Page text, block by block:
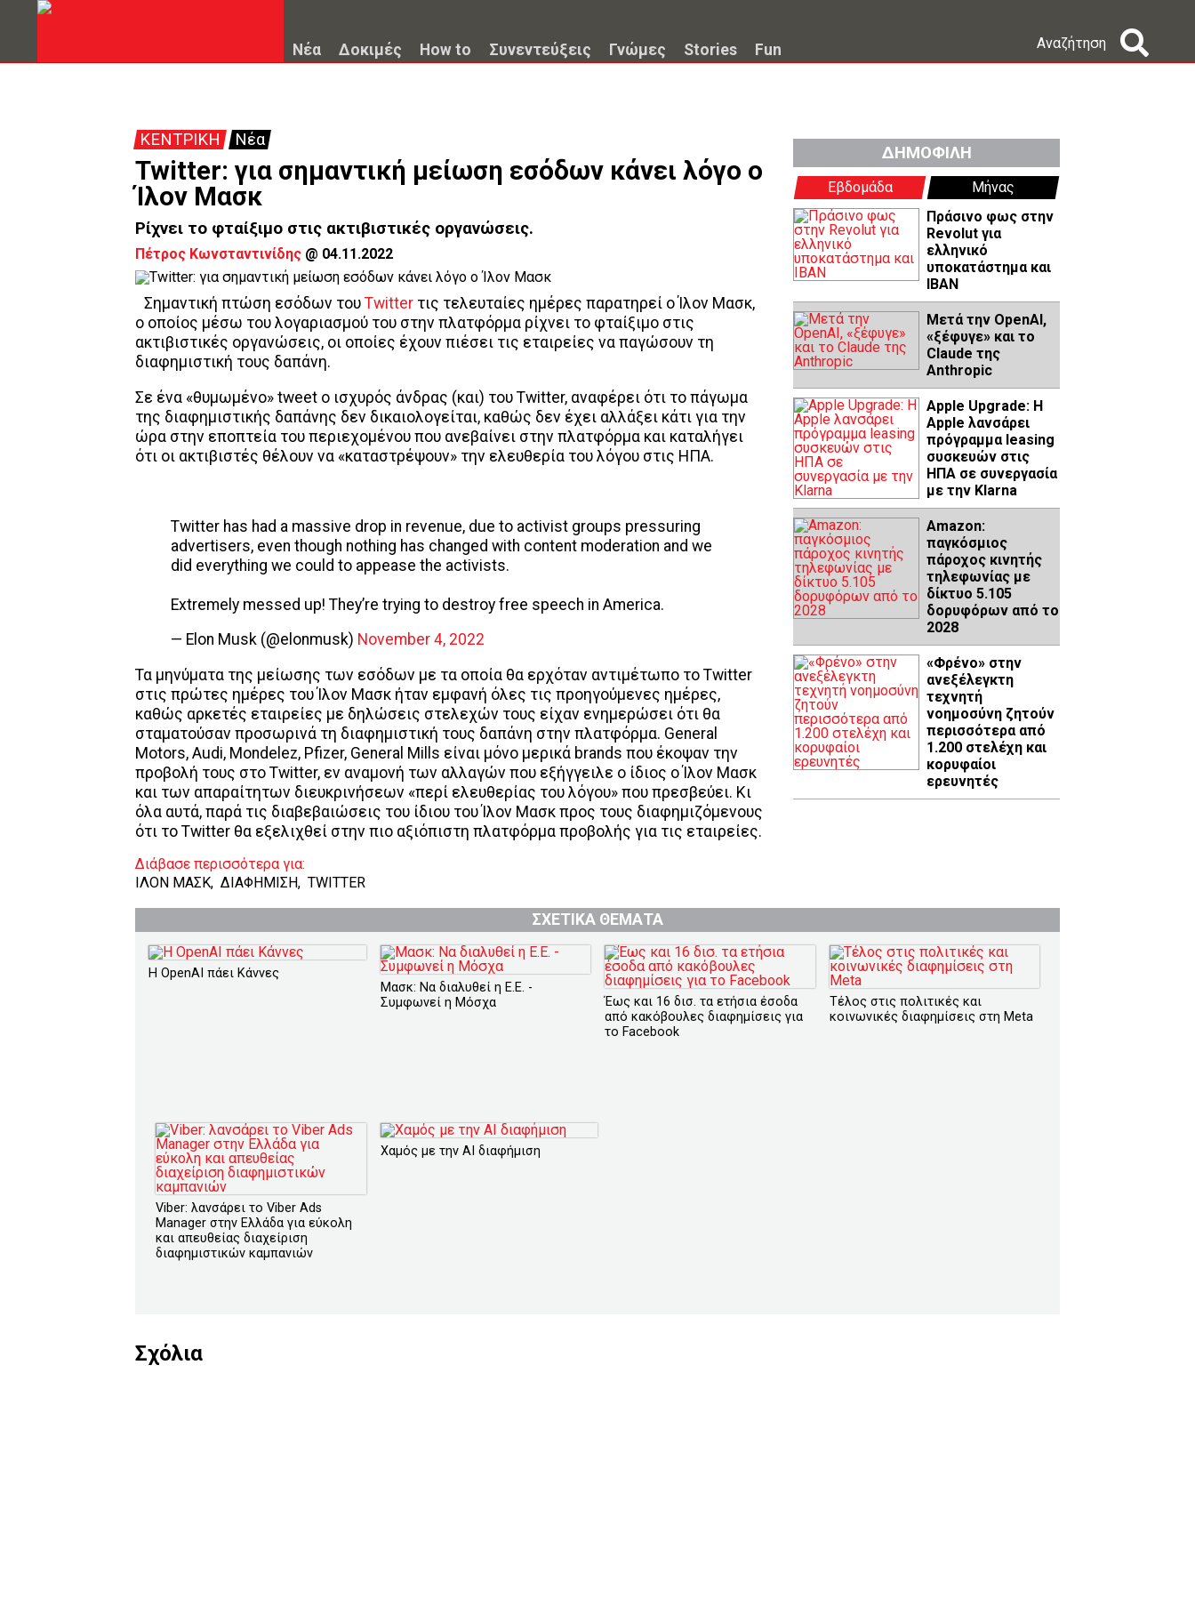
Νέα Δοκιμές How to Συνεντεύξεις Γνώμες Stories Fun Αναζήτηση
ΚΕΝΤΡΙΚΗ Νέα
Twitter: για σημαντική μείωση εσόδων κάνει λόγο ο
Ίλον Μασκ
Ρίχνει το φταίξιμο στις ακτιβιστικές οργανώσεις.
Πέτρος Κωνσταντινίδης @ 04.11.2022
Σημαντική πτώση εσόδων του Twitter τις τελευταίες ημέρες παρατηρεί ο Ίλον Μασκ,
ο οποίος μέσω του λογαριασμού του στην πλατφόρμα ρίχνει το φταίξιμο στις
ακτιβιστικές οργανώσεις, οι οποίες έχουν πιέσει τις εταιρείες να παγώσουν τη
διαφημιστική τους δαπάνη.
Σε ένα «θυμωμένο» tweet ο ισχυρός άνδρας (και) του Twitter, αναφέρει ότι το πάγωμα
της διαφημιστικής δαπάνης δεν δικαιολογείται, καθώς δεν έχει αλλάξει κάτι για την
ώρα στην εποπτεία του περιεχομένου που ανεβαίνει στην πλατφόρμα και καταλήγει
ότι οι ακτιβιστές θέλουν να «καταστρέψουν» την ελευθερία του λόγου στις ΗΠΑ.
Twitter has had a massive drop in revenue, due to activist groups pressuring
advertisers, even though nothing has changed with content moderation and we
did everything we could to appease the activists.
Extremely messed up! They’re trying to destroy free speech in America.
— Elon Musk (@elonmusk) November 4, 2022
Τα μηνύματα της μείωσης των εσόδων με τα οποία θα ερχόταν αντιμέτωπο το Twitter
στις πρώτες ημέρες του Ίλον Μασκ ήταν εμφανή όλες τις προηγούμενες ημέρες,
καθώς αρκετές εταιρείες με δηλώσεις στελεχών τους είχαν ενημερώσει ότι θα
σταματούσαν προσωρινά τη διαφημιστική τους δαπάνη στην πλατφόρμα. General
Motors, Audi, Mondelez, Pfizer, General Mills είναι μόνο μερικά brands που έκοψαν την
προβολή τους στο Twitter, εν αναμονή των αλλαγών που εξήγγειλε ο ίδιος ο Ίλον Μασκ
και των απαραίτητων διευκρινήσεων «περί ελευθερίας του λόγου» που πρεσβεύει. Κι
όλα αυτά, παρά τις διαβεβαιώσεις του ίδιου του Ίλον Μασκ προς τους διαφημιζόμενους
ότι το Twitter θα εξελιχθεί στην πιο αξιόπιστη πλατφόρμα προβολής για τις εταιρείες.
ΔΗΜΟΦΙΛΗ
Εβδομάδα
Μήνας
Πράσινο φως στην
Revolut για
ελληνικό
υποκατάστημα και
IBAN
Μετά την OpenAI,
«ξέφυγε» και το
Claude της
Anthropic
Apple Upgrade: Η
Apple λανσάρει
πρόγραμμα leasing
συσκευών στις
ΗΠΑ σε συνεργασία
με την Klarna
Amazon:
παγκόσμιος
πάροχος κινητής
τηλεφωνίας με
δίκτυο 5.105
δορυφόρων από το
2028
«Φρένο» στην
ανεξέλεγκτη
τεχνητή
νοημοσύνη ζητούν
περισσότερα από
1.200 στελέχη και
κορυφαίοι
ερευνητές
Διάβασε περισσότερα για:
ΙΛΟΝ ΜΑΣΚ, ΔΙΑΦΗΜΙΣΗ, TWITTER
ΣΧΕΤΙΚΑ ΘΕΜΑΤΑ
Η OpenAI πάει Κάννες
Μασκ: Να διαλυθεί η Ε.Ε. -
Συμφωνεί η Μόσχα
Έως και 16 δισ. τα ετήσια έσοδα
από κακόβουλες διαφημίσεις για
το Facebook
Τέλος στις πολιτικές και
κοινωνικές διαφημίσεις στη Meta
Viber: λανσάρει το Viber Ads
Manager στην Ελλάδα για εύκολη
και απευθείας διαχείριση
διαφημιστικών καμπανιών
Χαμός με την ΑΙ διαφήμιση
Σχόλια